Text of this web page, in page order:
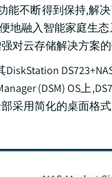
能不断得到保持,解
地融入智能家庭生
对云存储解决方案
DiskStation
(DSM) OS上
采用简化的桌面格